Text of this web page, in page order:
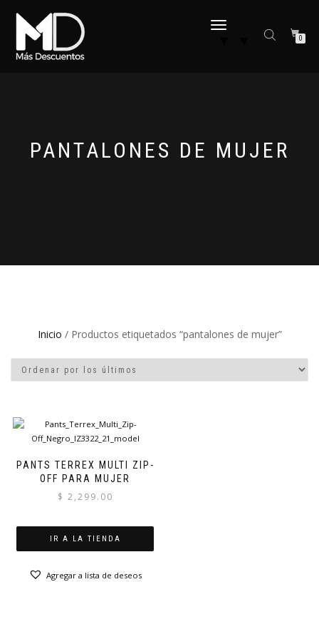
CAMBIAR
0
PANTALONES DE MUJER
Inicio / Productos etiquetados “pantalones de mujer”
PANTS TERREX MULTI ZIP-
OFF PARA MUJER
$ 2,299.00
IR A LA TIENDA
Agregar a lista de deseos